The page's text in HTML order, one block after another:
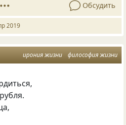
Обсудить
2019
ирония жизни философия жизни